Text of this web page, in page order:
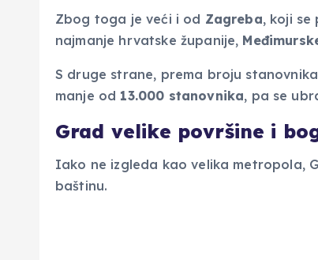
Zbog toga je veći i od Zagreba, koji se
najmanje hrvatske županije,
S druge strane, prema broju
manje od 13.000 stanovnika, pa se
Grad velike površine i
Iako ne izgleda kao velika metropola,
baštinu.